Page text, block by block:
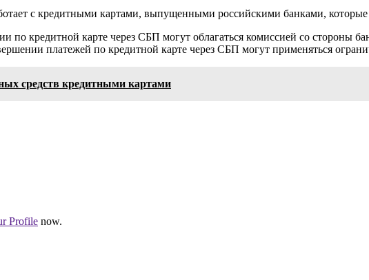
с кредитными картами, выпущенными российскими банками,
по кредитной карте через СБП могут облагаться комиссией со стороны
платежей по кредитной карте через СБП могут применяться
средств кредитными картами
Profile now.